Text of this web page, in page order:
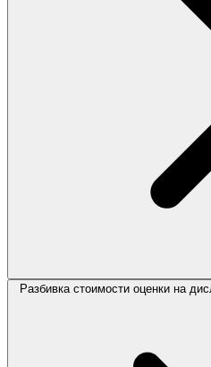
Разбивка стоимости оценки на